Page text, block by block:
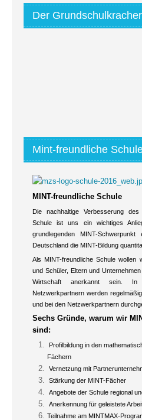
Der Grundschulkracher
Mint-freundliche
MINT-freundliche Schule
Die nachhaltige Verbesserung
Schule ist uns ein wichtiges
grundlegenden MINT-
Deutschland die MINT-Bildung
Als MINT-freundliche Schule wollen
und Schüler, Eltern und
Wirtschaft anerkannt sein. In
Netzwerkpartnern werden
und bei den Netzwerkpartnern
Sechs Gründe, warum wir
sind:
Profilbildung in den
Fächern
Vernetzung mit
Stärkung der MINT-Fächer
Angebote der Schule regional
Anerkennung für geleistete
Teilnahme am MINTMAX-